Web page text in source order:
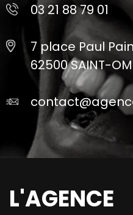
03 21 88 79 01
7 place Paul
62500 SAINT-
L'AGENCE